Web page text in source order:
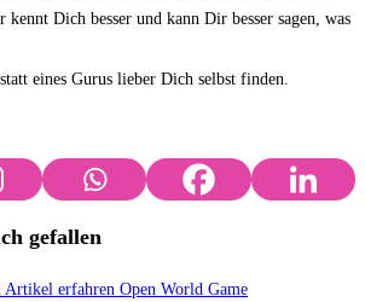
kennt Dich besser und kann Dir besser sagen, was
eines Gurus lieber Dich selbst finden.
gefallen